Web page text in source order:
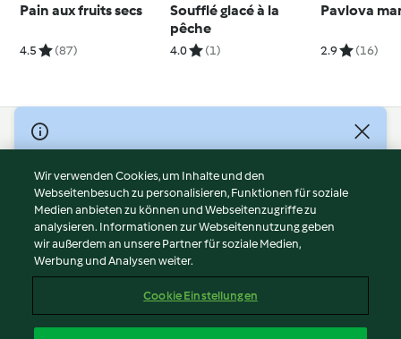
Pain aux fruits secs
4.5 (87)
Soufflé glacé à la
pêche
4.0 (1)
Pavlova
2.9 (16)
© Copyright 2026
Nutzungsbedingungen
Datenschutzrichtlinien
Disclaimer
Impressum
Cookies
Abo kündigen
Wir verwenden Cookies, um Inhalte und den
Webseitenbesuch zu personalisieren, Funktionen für soziale
Medien anbieten zu können und Webseitenzugriffe zu
analysieren. Informationen zur Webseitennutzung geben
wir außerdem an unsere Partner für soziale Medien,
Werbung und Analysen weiter.
Cookie Einstellungen